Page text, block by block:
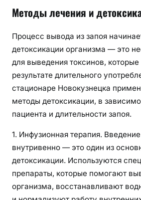
Методы лечения и
Процесс вывода из запоя
детоксикации организма — это
для выведения токсинов,
результате длительного
стационаре Новокузнецка
методы детоксикации, в
пациента и длительности запоя.
1. Инфузионная терапия.
внутривенно — это один из
детоксикации. Используются
препараты, которые помогают
организма, восстанавливают